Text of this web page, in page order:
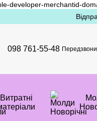
developer-merchantid-
098 761-55-48
Витратні